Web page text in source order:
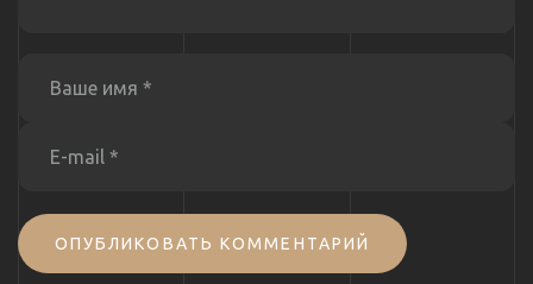
ОПУБЛИКОВАТЬ КОММЕНТАРИЙ